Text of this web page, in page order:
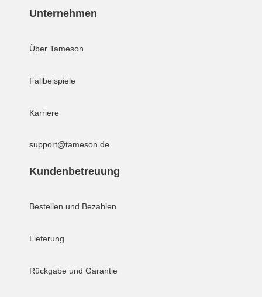
Unternehmen
Über Tameson
Fallbeispiele
Karriere
support@tameson.de
Kundenbetreuung
Bestellen und Bezahlen
Lieferung
Rückgabe und Garantie